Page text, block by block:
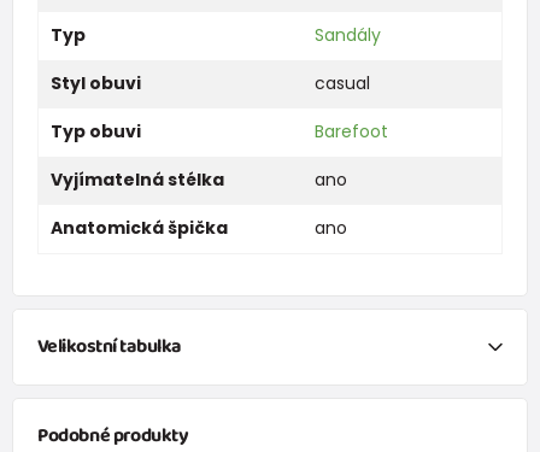
Typ
Sandály
Styl obuvi
casual
Typ obuvi
Barefoot
Vyjímatelná stélka
ano
Anatomická špička
ano
Velikostní tabulka
Tabulka velikostí dětských bot
(Doporučená délka chodidla = délka stélky - 12 mm)
Podobné produkty